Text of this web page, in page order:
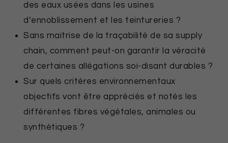
des eaux usées dans les usines
d’ennoblissement et les teintureries ?
Sans maitrise de la traçabilité de sa supply
chain, comment peut-on garantir la véracité
de certaines allégations soi-disant durables ?
Sur quels critères environnementaux
objectifs vont être appréciés et notés les
différentes fibres végétales, animales ou
synthétiques ?